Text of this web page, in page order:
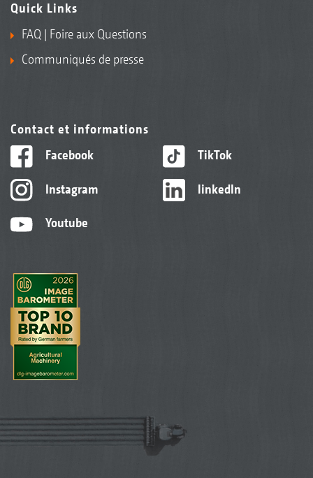
Quick Links
FAQ | Foire aux Questions
Communiqués de presse
Contact et informations
Facebook
Instagram
Youtube
TikTok
linkedIn